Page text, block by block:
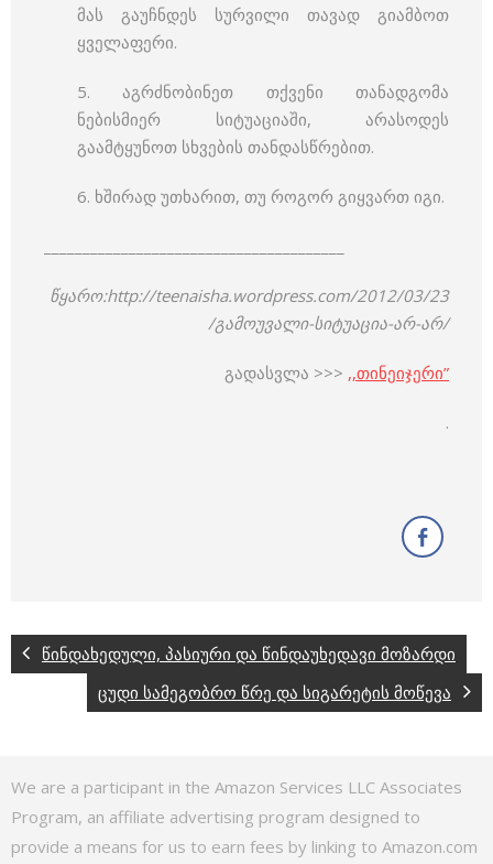
მას გაუჩნდეს სურვილი თავად გიამბოთ
ყველაფერი.
5. აგრძნობინეთ თქვენი თანადგომა
ნებისმიერ სიტუაციაში, არასოდეს
გაამტყუნოთ სხვების თანდასწრებით.
6. ხშირად უთხარით, თუ როგორ გიყვართ იგი.
წყარო:http://teenaisha.wordpress.com/2012/03/23
/გამოუვალი-სიტუაცია-არ-არ/
გადასვლა >>> ,,თინეიჯერი”
.
წინდახედული, პასიური და წინდაუხედავი მოზარდი
ცუდი სამეგობრო წრე და სიგარეტის მოწევა
We are a participant in the Amazon Services LLC Associates
Program, an affiliate advertising program designed to
provide a means for us to earn fees by linking to Amazon.com